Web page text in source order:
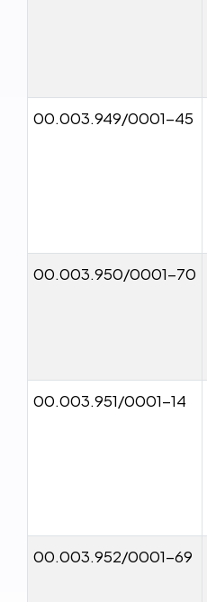
00.003.949/0001-45
00.003.950/0001-70
00.003.951/0001-14
00.003.952/0001-69